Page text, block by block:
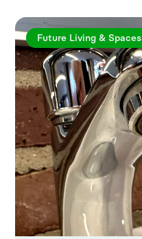
Future Living & Spaces